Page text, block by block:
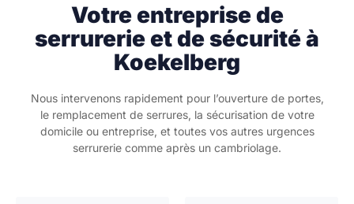
Votre entreprise de
serrurerie et de sécurité à
Koekelberg
Nous intervenons rapidement pour l’ouverture de portes,
le remplacement de serrures, la sécurisation de votre
domicile ou entreprise, et toutes vos autres urgences
serrurerie comme après un cambriolage.